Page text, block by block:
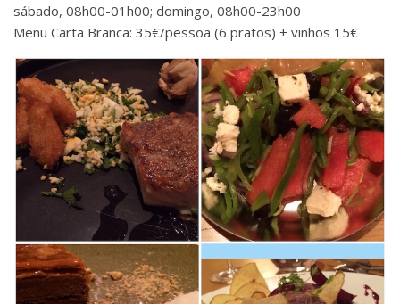
sábado, 08h00-01h00; domingo, 08h00-23h00
Menu Carta Branca: 35€/pessoa (6 pratos) + vinhos 15€